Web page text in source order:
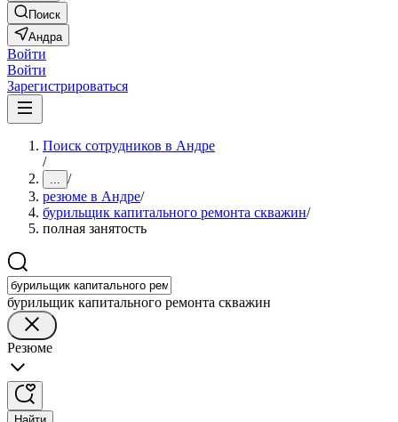
Поиск
Андра
Войти
Войти
Зарегистрироваться
Поиск сотрудников в Андре
/
... /
резюме в Андре/
бурильщик капитального ремонта скважин/
полная занятость
бурильщик капитального ремонта скважин
Резюме